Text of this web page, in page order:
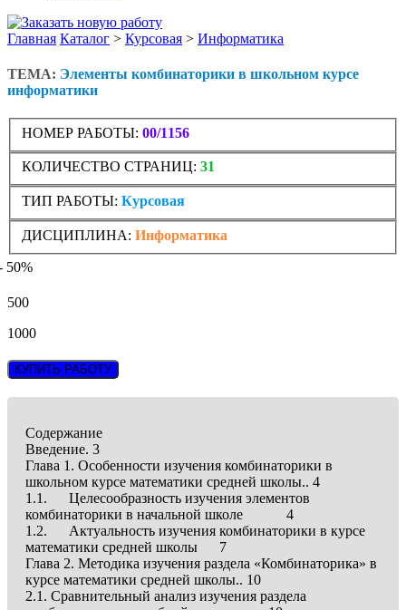
Главная Каталог > Курсовая > Информатика
ТЕМА: Элементы комбинаторики в школьном курсе
информатики
НОМЕР РАБОТЫ: 00/1156
КОЛИЧЕСТВО СТРАНИЦ: 31
ТИП РАБОТЫ: Курсовая
ДИСЦИПЛИНА: Информатика
50%
500
1000
КУПИТЬ РАБОТУ
Содержание
Введение. 3
Глава 1. Особенности изучения комбинаторики в
школьном курсе математики средней школы.. 4
1.1. Целесообразность изучения элементов
комбинаторики в начальной школе 4
1.2. Актуальность изучения комбинаторики в курсе
математики средней школы 7
Глава 2. Методика изучения раздела «Комбинаторика» в
курсе математики средней школы.. 10
2.1. Сравнительный анализ изучения раздела